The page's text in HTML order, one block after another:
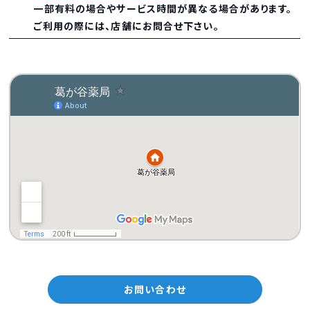
一部有料の場合やサービス時間が異なる場合があります。
ご利用の際には、店舗にお問合せ下さい。
お問い合わせ